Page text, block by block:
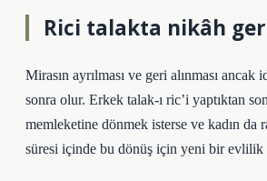
Rici talakta nikâh
Mirasın ayrılması ve geri alınması ancak
sonra olur. Erkek talak-ı ric’i yaptıktan
memleketine dönmek isterse ve kadın da
süresi içinde bu dönüş için yeni bir evlilik